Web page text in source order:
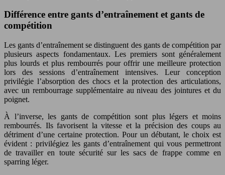
Différence entre gants d’entraînement et gants de
compétition
Les gants d’entraînement se distinguent des gants de compétition par
plusieurs aspects fondamentaux. Les premiers sont généralement
plus lourds et plus rembourrés pour offrir une meilleure protection
lors des sessions d’entraînement intensives. Leur conception
privilégie l’absorption des chocs et la protection des articulations,
avec un rembourrage supplémentaire au niveau des jointures et du
poignet.
À l’inverse, les gants de compétition sont plus légers et moins
rembourrés. Ils favorisent la vitesse et la précision des coups au
détriment d’une certaine protection. Pour un débutant, le choix est
évident : privilégiez les gants d’entraînement qui vous permettront
de travailler en toute sécurité sur les sacs de frappe comme en
sparring léger.